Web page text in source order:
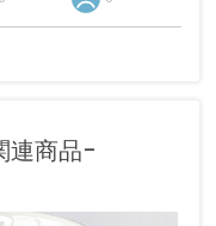
連商品-